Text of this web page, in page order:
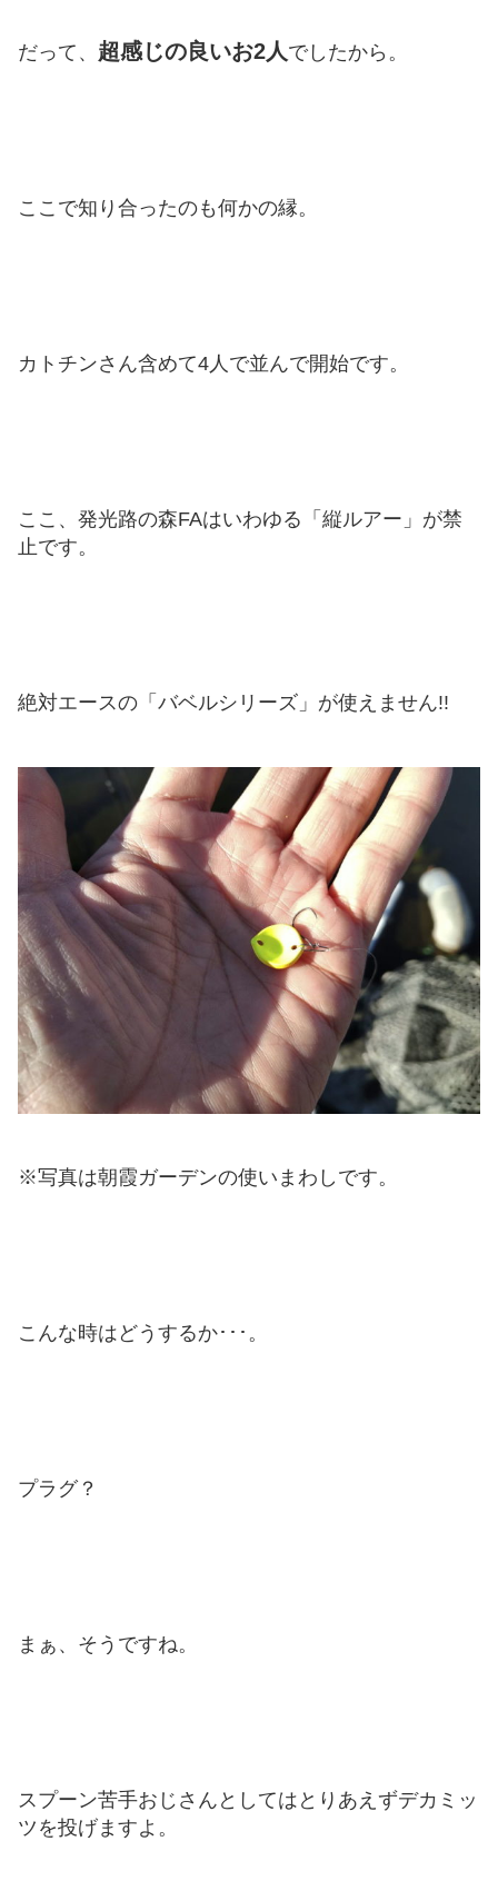
だって、 超感じの良いお2人でしたから。
ここで知り合ったのも何かの縁。
カトチンさん含めて4人で並んで開始です。
ここ、発光路の森FAはいわゆる「縦ルアー」が禁
止です。
絶対エースの「バベルシリーズ」が使えません!!
※写真は朝霞ガーデンの使いまわしです。
こんな時はどうするか･･･。
プラグ？
まぁ、そうですね。
スプーン苦手おじさんとしてはとりあえずデカミッ
ツを投げますよ。